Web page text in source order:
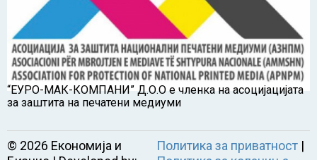
“ЕУРО-МАК-КОМПАНИ” Д.О.О е членка на асоцијацијата
за заштита на печатени медиуми
© 2026 Економија и
Политика за приватност|